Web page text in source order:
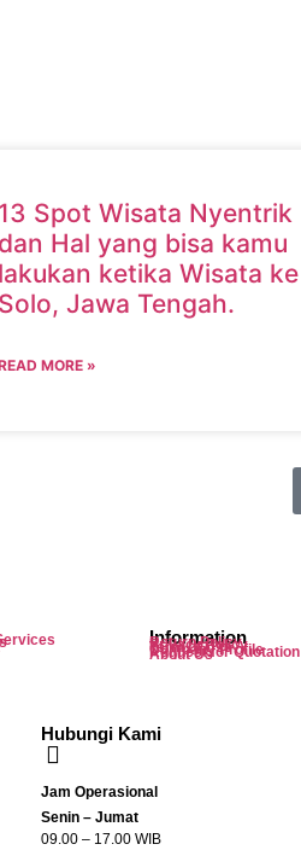
13 Spot Wisata Nyentrik
dan Hal yang bisa kamu
lakukan ketika Wisata ke
Solo, Jawa Tengah.
MORE »
Information
About Us
Request for Quotation
Company Profile
Term of Use
Privacy Policy
Return Policy
Hubungi Kami
Jam Operasional
Senin – Jumat
09.00 – 17.00 WIB